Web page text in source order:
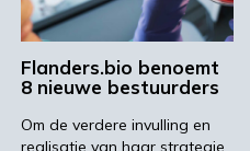
Flanders
om bedrijven en
binnen het bio-
Vlaanderen.
Flanders.bio benoemt
8 nieuwe bestuurders
Om de verdere invulling en
realisatie van haar strategie